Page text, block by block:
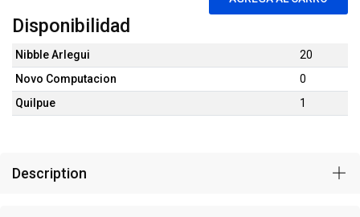
Disponibilidad
Nibble Arlegui
20
Novo Computacion
0
Quilpue
1
Description